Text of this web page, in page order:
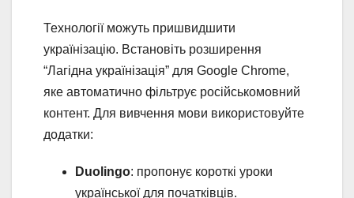
Технології можуть пришвидшити
українізацію. Встановіть розширення
“Лагідна українізація” для Google Chrome,
яке автоматично фільтрує російськомовний
контент. Для вивчення мови використовуйте
додатки:
Duolingo: пропонує короткі уроки
української для початківців.